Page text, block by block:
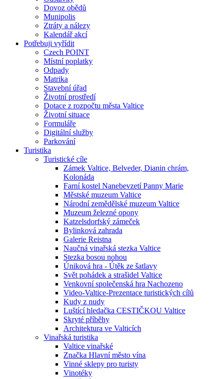
Dovoz obědů
Munipolis
Ztráty a nálezy
Kalendář akcí
Potřebuji vyřídit
Czech POINT
Místní poplatky
Odpady
Matrika
Stavební úřad
Životní prostředí
Dotace z rozpočtu města Valtice
Životní situace
Formuláře
Digitální služby
Parkování
Turistika
Turistické cíle
Zámek Valtice, Belveder, Dianin chrám,
Kolonáda
Farní kostel Nanebevzetí Panny Marie
Městské muzeum Valtice
Národní zemědělské muzeum Valtice
Muzeum železné opony
Katzelsdorfský zámeček
Bylinková zahrada
Galerie Reistna
Naučná vinařská stezka Valtice
Stezka bosou nohou
Úniková hra - Útěk ze šatlavy
Svět pohádek a strašidel Valtice
Venkovní společenská hra Nachozeno
Video-Valtice-Prezentace turistických cílů
Kudy z nudy
Luštící hledačka CESTIČKOU Valtice
Skryté příběhy
Architektura ve Valticích
Vinařská turistika
Valtice vinařské
Značka Hlavní město vína
Vinné sklepy pro turisty
Vinotéky